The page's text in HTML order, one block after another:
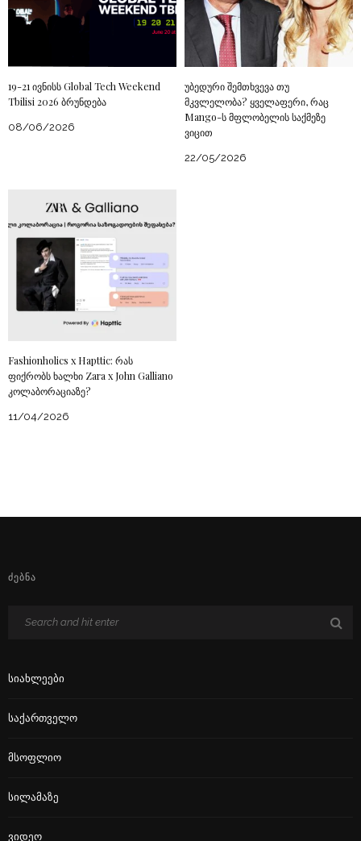
19-21 ივნისს Global Tech Weekend
Tbilisi 2026 ბრუნდება
08/06/2026
უბედური შემთხვევა თუ
მკვლელობა? ყველაფერი, რაც
Mango-ს მფლობელის საქმეზე
ვიცით
22/05/2026
Fashionholics x Hapttic: რას
ფიქრობს ხალხი Zara x John Galliano
კოლაბორაციაზე?
11/04/2026
ᲫᲔᲑᲜᲐ
Სიახლეები
Საქართველო
Მსოფლიო
Სილამაზე
Ვიდეო